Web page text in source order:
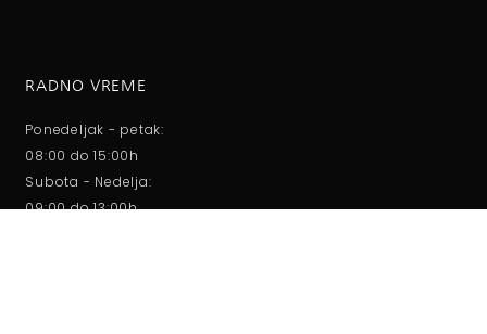
RADNO VREME
Ponedeljak - petak:
08:00 do 15:00h
Subota - Nedelja:
09:00 do 13:00h